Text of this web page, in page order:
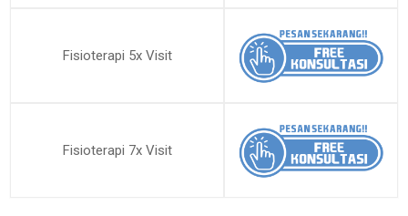
Fisioterapi 5x Visit
Fisioterapi 7x Visit